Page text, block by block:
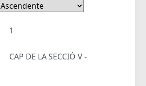
1
CAP DE LA SECCIÓ V -